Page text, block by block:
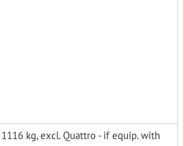
kg, excl. Quattro - if equip. with